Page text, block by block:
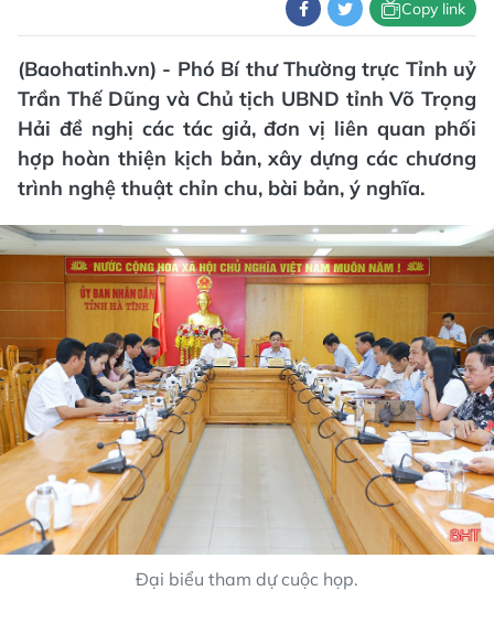
Copy link
(Baohatinh.vn) - Phó Bí thư Thường trực Tỉnh uỷ
Trần Thế Dũng và Chủ tịch UBND tỉnh Võ Trọng
Hải đề nghị các tác giả, đơn vị liên quan phối
hợp hoàn thiện kịch bản, xây dựng các chương
trình nghệ thuật chỉn chu, bài bản, ý nghĩa.
Đại biểu tham dự cuộc họp.